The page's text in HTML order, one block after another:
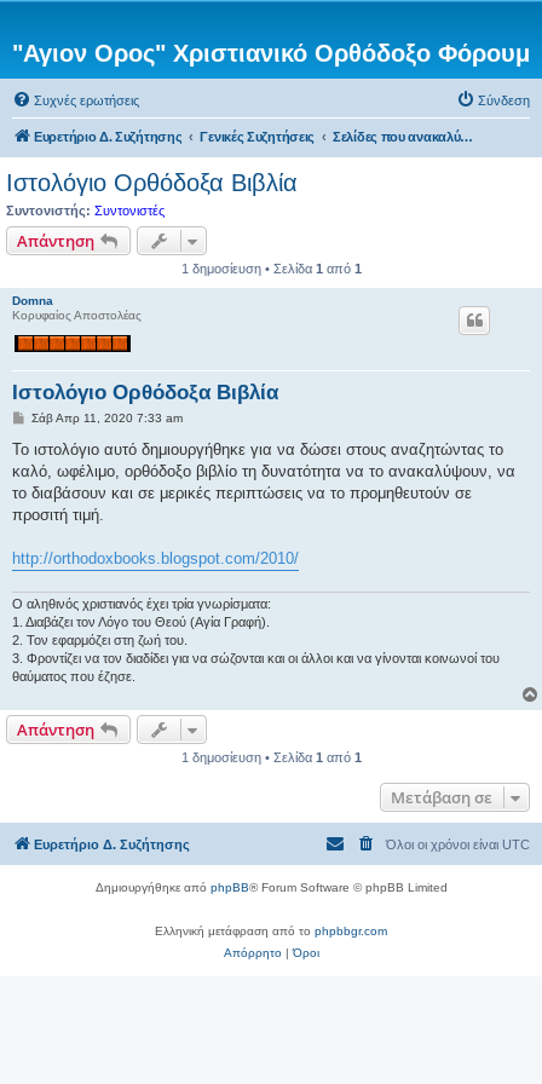
"Αγιον Ορος" Χριστιανικό Ορθόδοξο Φόρουμ
Συχνές ερωτήσεις Σύνδεση
Ευρετήριο Δ. Συζήτησης Γενικές Συζητήσεις Σελίδες που ανακαλύψαμε και ίσως σας ενδιαφέρουν
Ιστολόγιο Ορθόδοξα Βιβλία
Συντονιστής: Συντονιστές
Απάντηση
1 δημοσίευση • Σελίδα 1 από 1
Domna
Κορυφαίος Αποστολέας
Ιστολόγιο Ορθόδοξα Βιβλία
Δ
μ
σ
ί
υ
Σάβ Απρ 11, 2020 7:33 am
Το ιστολόγιο αυτό δημιουργήθηκε για να δώσει στους αναζητώντας το
καλό, ωφέλιμο, ορθόδοξο βιβλίο τη δυνατότητα να το ανακαλύψουν, να
το διαβάσουν και σε μερικές περιπτώσεις να το προμηθευτούν σε
προσιτή τιμή.
http://orthodoxbooks.blogspot.com/2010/
Ο αληθινός χριστιανός έχει τρία γνωρίσματα:
1. Διαβάζει τον Λόγο του Θεού (Αγία Γραφή).
2. Τον εφαρμόζει στη ζωή του.
3. Φροντίζει να τον διαδίδει για να σώζονται και οι άλλοι και να γίνονται κοινωνοί του
θαύματος που έζησε.
Απάντηση
1 δημοσίευση • Σελίδα 1 από 1
Μετάβαση σε
Ευρετήριο Δ. Συζήτησης Όλοι οι χρόνοι είναι UTC
Δημιουργήθηκε από phpBB® Forum Software © phpBB Limited
Ελληνική μετάφραση από το phpbbgr.com
Απόρρητο|Όροι